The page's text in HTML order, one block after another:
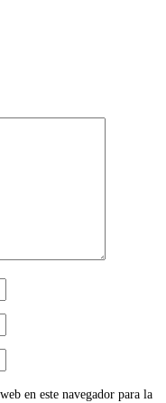
en este navegador para la